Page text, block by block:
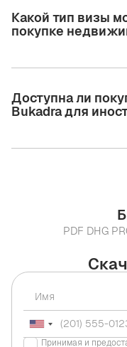
Какой тип визы
покупке
Доступна ли
Bukadra для
Принимая и
PDF DHG